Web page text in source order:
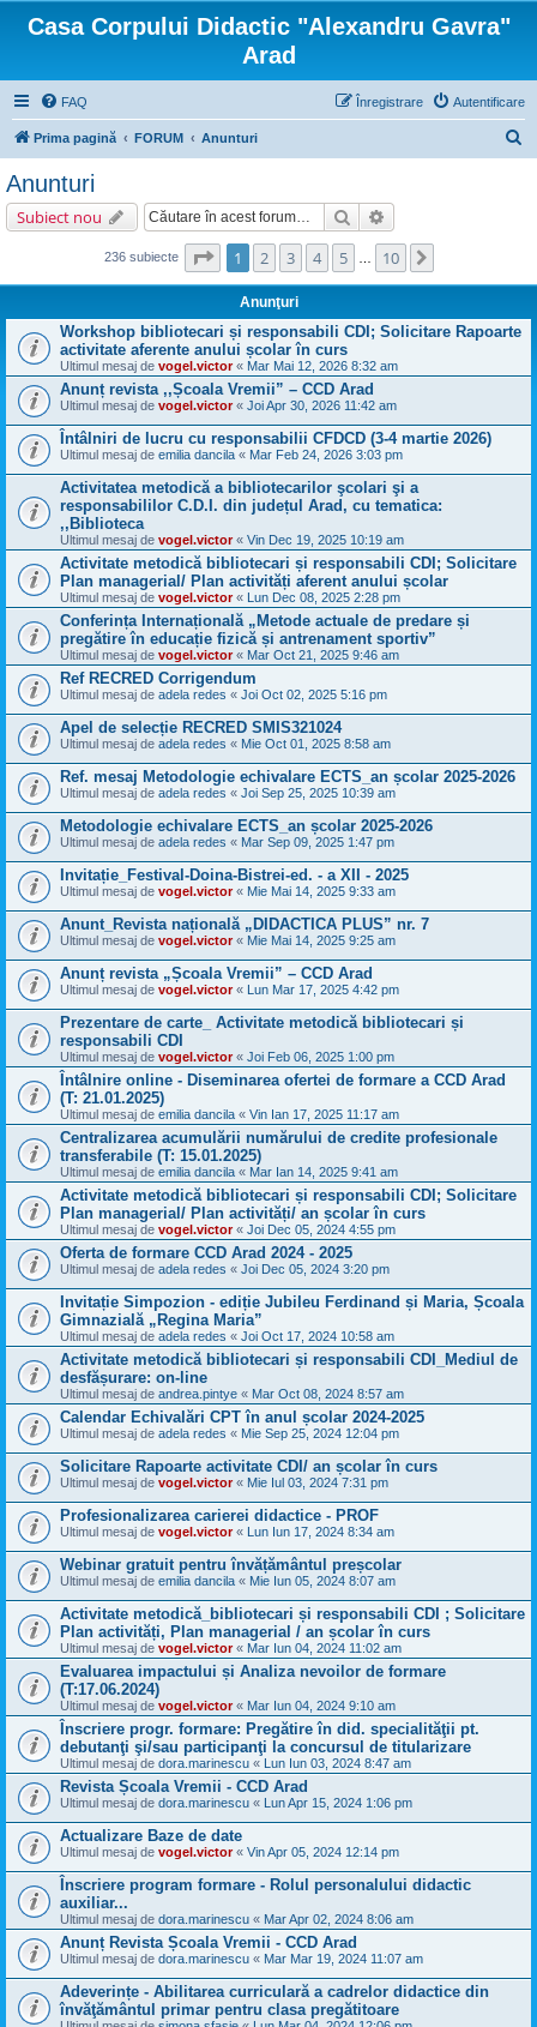
Casa Corpului Didactic "Alexandru Gavra"
Arad
FAQ Autentificare
Înregistrare
Prima pagină FORUM Anunturi
Anunturi
Subiect nou Căutare
236 subiecte Pagina1 din 10
1 2 3 4 5 10
Anunţuri
Workshop bibliotecari și responsabili CDI; Solicitare Rapoarte
activitate aferente anului școlar în curs
Ultimul mesaj de vogel.victor« Mar Mai 12, 2026 8:32 am
Anunț revista ,,Școala Vremii” – CCD Arad
Ultimul mesaj de vogel.victor« Joi Apr 30, 2026 11:42 am
Întâlniri de lucru cu responsabilii CFDCD (3-4 martie 2026)
Ultimul mesaj de emilia dancila « Mar Feb 24, 2026 3:03 pm
Activitatea metodică a bibliotecarilor şcolari şi a
responsabililor C.D.I. din județul Arad, cu tematica:
,,Biblioteca
Ultimul mesaj de vogel.victor« Vin Dec 19, 2025 10:19 am
Activitate metodică bibliotecari și responsabili CDI; Solicitare
Plan managerial/ Plan activități aferent anului școlar
Ultimul mesaj de vogel.victor« Lun Dec 08, 2025 2:28 pm
Conferința Internațională „Metode actuale de predare și
pregătire în educație fizică și antrenament sportiv”
Ultimul mesaj de vogel.victor« Mar Oct 21, 2025 9:46 am
Ref RECRED Corrigendum
Ultimul mesaj de adela redes « Joi Oct 02, 2025 5:16 pm
Apel de selecție RECRED SMIS321024
Ultimul mesaj de adela redes « Mie Oct 01, 2025 8:58 am
Ref. mesaj Metodologie echivalare ECTS_an școlar 2025-2026
Ultimul mesaj de adela redes « Joi Sep 25, 2025 10:39 am
Metodologie echivalare ECTS_an școlar 2025-2026
Ultimul mesaj de adela redes « Mar Sep 09, 2025 1:47 pm
Invitație_Festival-Doina-Bistrei-ed. - a XII - 2025
Ultimul mesaj de vogel.victor« Mie Mai 14, 2025 9:33 am
Anunt_Revista națională „DIDACTICA PLUS” nr. 7
Ultimul mesaj de vogel.victor« Mie Mai 14, 2025 9:25 am
Anunț revista „Școala Vremii” – CCD Arad
Ultimul mesaj de vogel.victor« Lun Mar 17, 2025 4:42 pm
Prezentare de carte_ Activitate metodică bibliotecari și
responsabili CDI
Ultimul mesaj de vogel.victor« Joi Feb 06, 2025 1:00 pm
Întâlnire online - Diseminarea ofertei de formare a CCD Arad
(T: 21.01.2025)
Ultimul mesaj de emilia dancila « Vin Ian 17, 2025 11:17 am
Centralizarea acumulării numărului de credite profesionale
transferabile (T: 15.01.2025)
Ultimul mesaj de emilia dancila « Mar Ian 14, 2025 9:41 am
Activitate metodică bibliotecari și responsabili CDI; Solicitare
Plan managerial/ Plan activități/ an școlar în curs
Ultimul mesaj de vogel.victor« Joi Dec 05, 2024 4:55 pm
Oferta de formare CCD Arad 2024 - 2025
Ultimul mesaj de adela redes « Joi Dec 05, 2024 3:20 pm
Invitație Simpozion - ediție Jubileu Ferdinand și Maria, Școala
Gimnazială „Regina Maria”
Ultimul mesaj de adela redes « Joi Oct 17, 2024 10:58 am
Activitate metodică bibliotecari și responsabili CDI_Mediul de
desfășurare: on-line
Ultimul mesaj de andrea.pintye « Mar Oct 08, 2024 8:57 am
Calendar Echivalări CPT în anul școlar 2024-2025
Ultimul mesaj de adela redes « Mie Sep 25, 2024 12:04 pm
Solicitare Rapoarte activitate CDI/ an școlar în curs
Ultimul mesaj de vogel.victor« Mie Iul 03, 2024 7:31 pm
Profesionalizarea carierei didactice - PROF
Ultimul mesaj de vogel.victor« Lun Iun 17, 2024 8:34 am
Webinar gratuit pentru învățământul preșcolar
Ultimul mesaj de emilia dancila « Mie Iun 05, 2024 8:07 am
Activitate metodică_bibliotecari și responsabili CDI ; Solicitare
Plan activități, Plan managerial / an școlar în curs
Ultimul mesaj de vogel.victor« Mar Iun 04, 2024 11:02 am
Evaluarea impactului și Analiza nevoilor de formare
(T:17.06.2024)
Ultimul mesaj de vogel.victor« Mar Iun 04, 2024 9:10 am
Înscriere progr. formare: Pregătire în did. specialităţii pt.
debutanţi şi/sau participanţi la concursul de titularizare
Ultimul mesaj de dora.marinescu « Lun Iun 03, 2024 8:47 am
Revista Școala Vremii - CCD Arad
Ultimul mesaj de dora.marinescu « Lun Apr 15, 2024 1:06 pm
Actualizare Baze de date
Ultimul mesaj de vogel.victor« Vin Apr 05, 2024 12:14 pm
Înscriere program formare - Rolul personalului didactic
auxiliar...
Ultimul mesaj de dora.marinescu « Mar Apr 02, 2024 8:06 am
Anunț Revista Școala Vremii - CCD Arad
Ultimul mesaj de dora.marinescu « Mar Mar 19, 2024 11:07 am
Adeverințe - Abilitarea curriculară a cadrelor didactice din
învăţământul primar pentru clasa pregătitoare